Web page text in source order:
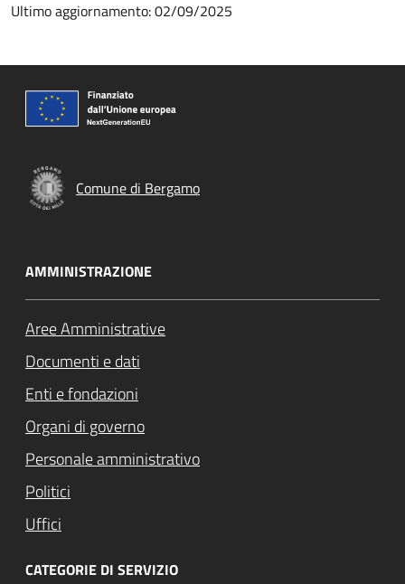
Ultimo aggiornamento: 02/09/2025
Comune di Bergamo
AMMINISTRAZIONE
Aree Amministrative
Documenti e dati
Enti e fondazioni
Organi di governo
Personale amministrativo
Politici
Uffici
CATEGORIE DI SERVIZIO